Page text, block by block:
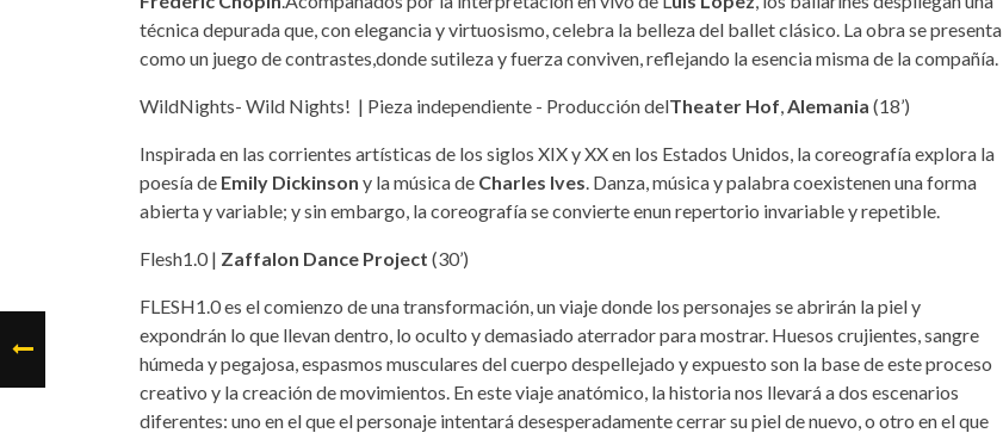
técnica depurada que, con elegancia y virtuosismo, celebra la belleza del ballet clásico. La obra se presenta
como un juego de contrastes,donde sutileza y fuerza conviven, reflejando la esencia misma de la compañía.
WildNights- Wild Nights! | Pieza independiente - Producción delTheater Hof Alemania (18’)
Inspirada en las corrientes artísticas de los siglos XIX y XX en los Estados Unidos, la coreografía explora la
poesía de Emily Dickinson y la música de Charles Ives . Danza, música y palabra coexistenen una forma
abierta y variable; y sin embargo, la coreografía se convierte enun repertorio invariable y repetible.
Flesh1.0 | Zaffalon Dance Project (30’)
FLESH1.0 es el comienzo de una transformación, un viaje donde los personajes se abrirán la piel y
expondrán lo que llevan dentro, lo oculto y demasiado aterrador para mostrar. Huesos crujientes, sangre
húmeda y pegajosa, espasmos musculares del cuerpo despellejado y expuesto son la base de este proceso
creativo y la creación de movimientos. En este viaje anatómico, la historia nos llevará a dos escenarios
diferentes: uno en el que el personaje intentará desesperadamente cerrar su piel de nuevo, o otro en el que